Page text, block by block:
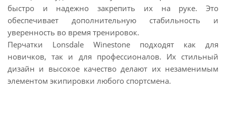
быстро и надежно закрепить их на руке. Это
обеспечивает дополнительную стабильность и
уверенность во время тренировок.
Перчатки Lonsdale Winestone подходят как для
новичков, так и для профессионалов. Их стильный
дизайн и высокое качество делают их незаменимым
элементом экипировки любого спортсмена.